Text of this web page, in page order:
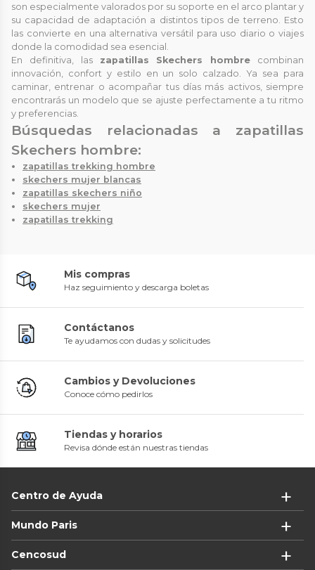
son especialmente valorados por su soporte en el arco plantar y
su capacidad de adaptación a distintos tipos de terreno. Esto
las convierte en una alternativa versátil para uso diario o viajes
donde la comodidad sea esencial.
En definitiva, las zapatillas Skechers hombre combinan
innovación, confort y estilo en un solo calzado. Ya sea para
caminar, entrenar o acompañar tus días más activos, siempre
encontrarás un modelo que se ajuste perfectamente a tu ritmo
y preferencias.
Búsquedas relacionadas a zapatillas
Skechers hombre:
zapatillas trekking hombre
skechers mujer blancas
zapatillas skechers niño
skechers mujer
zapatillas trekking
Mis compras
Haz seguimiento y descarga boletas
Contáctanos
Te ayudamos con dudas y solicitudes
Cambios y Devoluciones
Conoce cómo pedirlos
Tiendas y horarios
Revisa dónde están nuestras tiendas
Centro de Ayuda
Mundo Paris
Cencosud